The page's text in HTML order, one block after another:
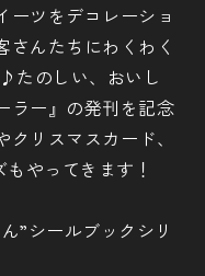
ーツをデコレーショ
さんたちにわくわく
たのしい、おいし
ラー』の発刊を記念
リスマスカード、
やってきます！
”シールブックシリ